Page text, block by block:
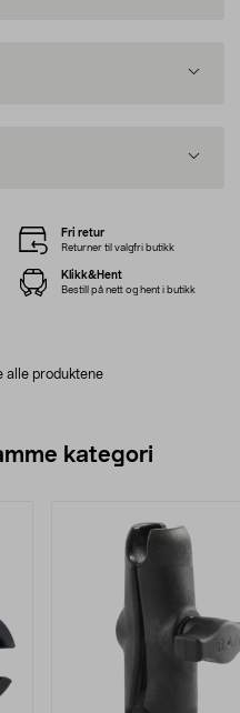
alle produktene
Fri retur
Returner til valgfri butikk
Klikk&Hent
Bestill på nett og hent i butikk
kategori